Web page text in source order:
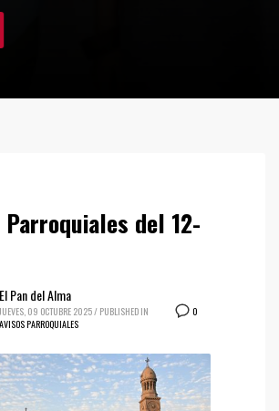
Parroquiales del 12-
0
El Pan del Alma
JUEVES, 09 OCTUBRE 2025/ PUBLISHED IN
AVISOS PARROQUIALES